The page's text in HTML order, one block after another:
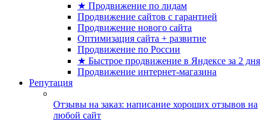
★ Продвижение по лидам
Продвижение сайтов с гарантией
Продвижение нового сайта
Оптимизация сайта + развитие
Продвижение по России
★ Быстрое продвижение в Яндексе за 2 дня
Продвижение интернет-магазина
Репутация
Отзывы на заказ: написание хороших отзывов на
любой сайт